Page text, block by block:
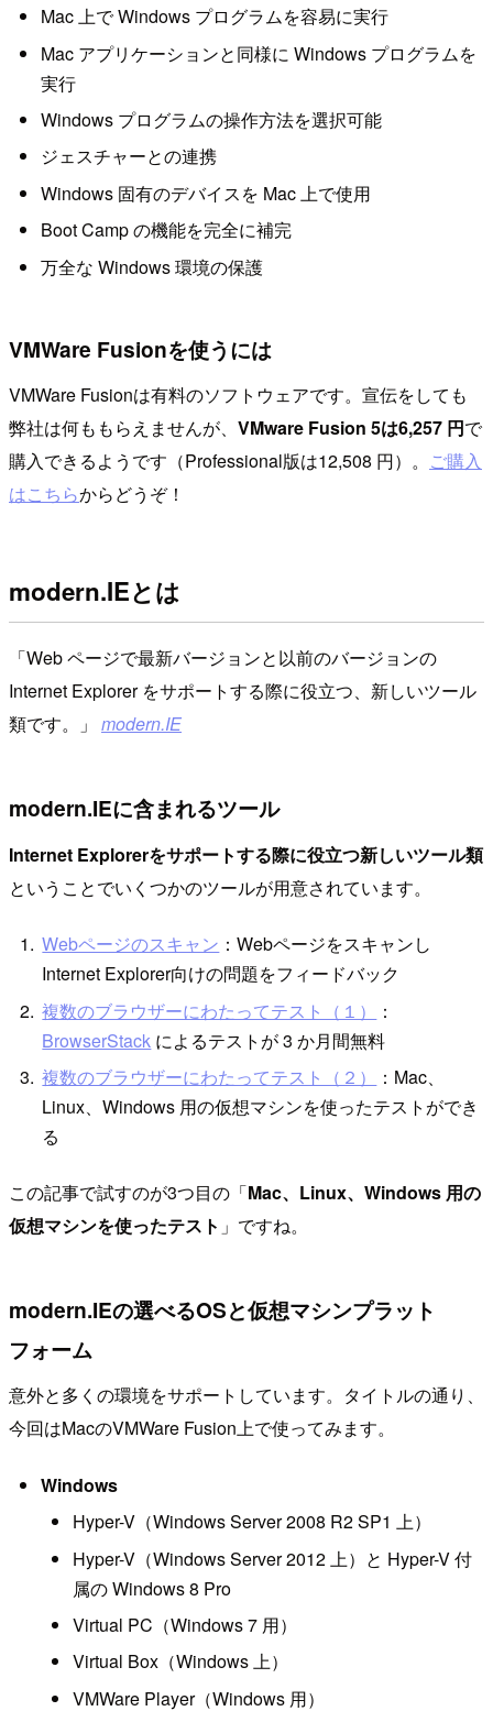
Mac 上で Windows プログラムを容易に実行
Mac アプリケーションと同様に Windows プログラムを
実行
Windows プログラムの操作方法を選択可能
ジェスチャーとの連携
Windows 固有のデバイスを Mac 上で使用
Boot Camp の機能を完全に補完
万全な Windows 環境の保護
VMWare Fusionを使うには
VMWare Fusionは有料のソフトウェアです。宣伝をしても
弊社は何ももらえませんが、 VMware Fusion 5は6,257 円で
購入できるようです（Professional版は12,508 円）。 ご購入
はこちらからどうぞ！
modern.IEとは
Web ページで最新バージョンと以前のバージョンの
Internet Explorer をサポートする際に役立つ、新しいツール
類です。
modern.IE
modern.IEに含まれるツール
Internet Explorerをサポートする際に役立つ新しいツール類
ということでいくつかのツールが用意されています。
Webページのスキャン ：Webページをスキャンし
Internet Explorer向けの問題をフィードバック
複数のブラウザーにわたってテスト（１）
：
BrowserStack によるテストが 3 か月間無料
複数のブラウザーにわたってテスト（２）
：Mac、
Linux、Windows 用の仮想マシンを使ったテストができ
る
この記事で試すのが3つ目の「Mac、Linux、Windows 用の
仮想マシンを使ったテスト 」ですね。
modern.IEの選べるOSと仮想マシンプラット
フォーム
意外と多くの環境をサポートしています。タイトルの通り、
今回はMacのVMWare Fusion上で使ってみます。
Windows
Hyper-V（Windows Server 2008 R2 SP1 上）
Hyper-V（Windows Server 2012 上）と Hyper-V 付
属の Windows 8 Pro
Virtual PC（Windows 7 用）
Virtual Box（Windows 上）
VMWare Player（Windows 用）